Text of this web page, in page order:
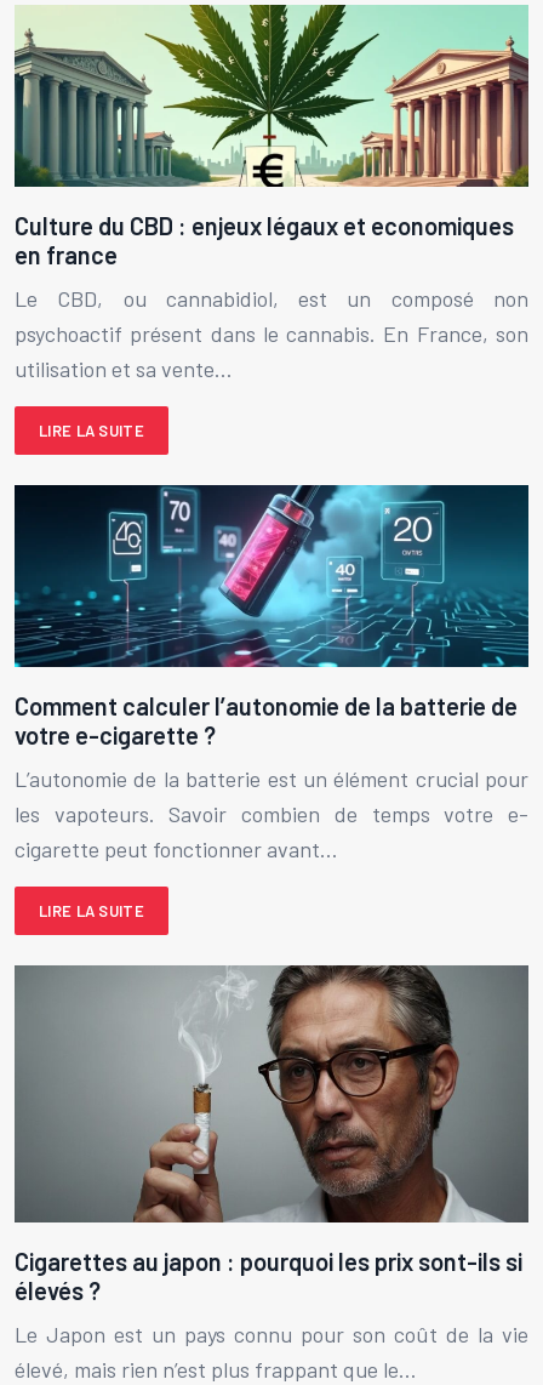
Culture du CBD : enjeux légaux et economiques
en france
Le CBD, ou cannabidiol, est un composé non
psychoactif présent dans le cannabis. En France, son
utilisation et sa vente…
LIRE LA SUITE
Comment calculer l’autonomie de la batterie de
votre e-cigarette ?
L’autonomie de la batterie est un élément crucial pour
les vapoteurs. Savoir combien de temps votre e-
cigarette peut fonctionner avant…
LIRE LA SUITE
Cigarettes au japon : pourquoi les prix sont-ils si
élevés ?
Le Japon est un pays connu pour son coût de la vie
élevé, mais rien n’est plus frappant que le…